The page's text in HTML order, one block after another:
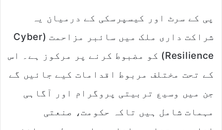
پی کے سرٹ اور کیسپرسکی کے درمیان یہ
شراکت داری ملک میں سائبر مزاحمت (Cyber
Resilience) کو مضبوط کرنے پر مرکوز ہے۔ اس
کے تحت مختلف مربوط اقدامات کیے جائیں گے
جن میں وسیع تربیتی پروگرام اور آگاہی
مہمات شامل ہیں تاکہ حکومت، صنعتی